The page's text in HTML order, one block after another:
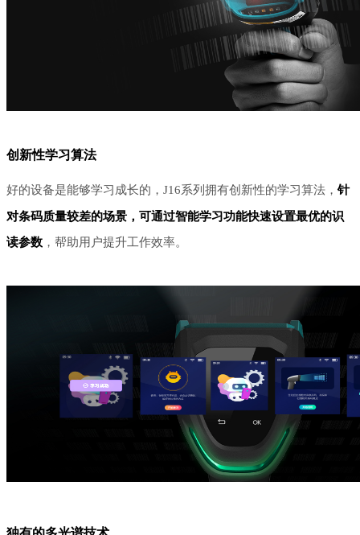
创新性学习算法
好的设备是能够学习成长的， J16系列拥有创新性的学习算法，针
对条码质量较差的场景，可通过智能学习功能快速设置最优的识
读参数 ，帮助用户提升工作效率。